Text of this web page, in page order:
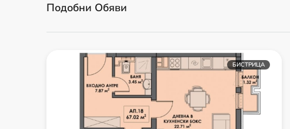
Подобни Обяви
БИСТРИЦА